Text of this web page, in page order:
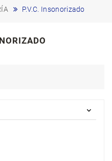
P.V.C. Insonorizado